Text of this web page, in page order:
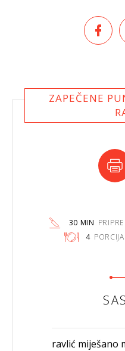
ZAPEČENE
30 MIN
4 PORCIJA
ravlić miješano